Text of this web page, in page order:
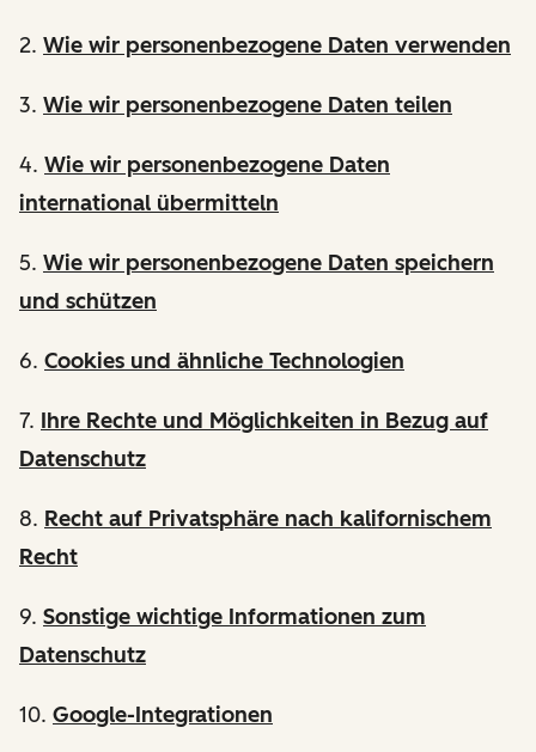
2. Wie wir personenbezogene Daten verwenden
3. Wie wir personenbezogene Daten teilen
4. Wie wir personenbezogene Daten
international übermitteln
5. Wie wir personenbezogene Daten speichern
und schützen
6. Cookies und ähnliche Technologien
7. Ihre Rechte und Möglichkeiten in Bezug auf
Datenschutz
8. Recht auf Privatsphäre nach kalifornischem
Recht
9. Sonstige wichtige Informationen zum
Datenschutz
10. Google-Integrationen